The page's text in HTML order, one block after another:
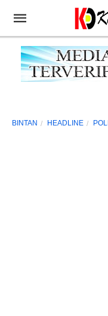
BINTAN HEADLINE